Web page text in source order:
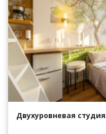
Сравнение
0
Двухуровневая